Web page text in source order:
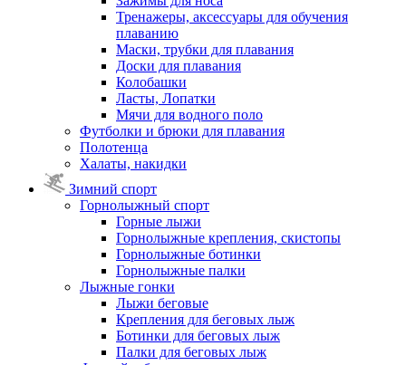
Тренажеры, аксессуары для обучения
плаванию
Маски, трубки для плавания
Доски для плавания
Колобашки
Ласты, Лопатки
Мячи для водного поло
Футболки и брюки для плавания
Полотенца
Халаты, накидки
Зимний спорт
Горнолыжный спорт
Горные лыжи
Горнолыжные крепления, скистопы
Горнолыжные ботинки
Горнолыжные палки
Лыжные гонки
Лыжи беговые
Крепления для беговых лыж
Ботинки для беговых лыж
Палки для беговых лыж